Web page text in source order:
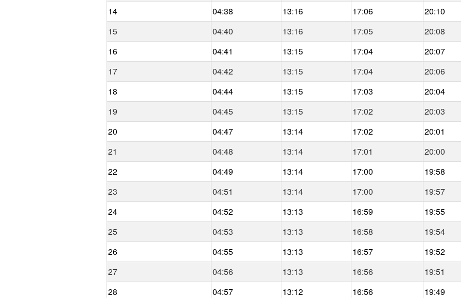
14
04:38 13:16 17:06 20:10
15
04:40 13:16 17:05 20:08
16
04:41 13:15 17:04 20:07
17
04:42 13:15 17:04 20:06
18
04:44 13:15 17:03 20:04
19
04:45 13:15 17:02 20:03
20
04:47 13:14 17:02 20:01
21
04:48 13:14 17:01 20:00
22
04:49 13:14 17:00 19:58
23
04:51 13:14 17:00 19:57
24
04:52 13:13 16:59 19:55
25
04:53 13:13 16:58 19:54
26
04:55 13:13 16:57 19:52
27
04:56 13:13 16:56 19:51
28
04:57 13:12 16:56 19:49